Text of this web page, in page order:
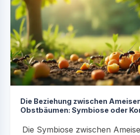
Die Beziehung zwischen
Obstbäumen: Symbiose oder
Die Symbiose zwischen